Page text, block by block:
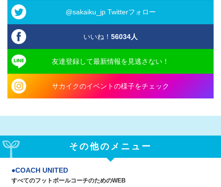
@sakaiku_jp Twitterフォロー
いいね！ 56034人
友達登録して最新情報を見逃さない！
サカイクのイベントの様子をチェック
その他のメニュー
COACH UNITED
すべてのフットボールコーチのためのWEB